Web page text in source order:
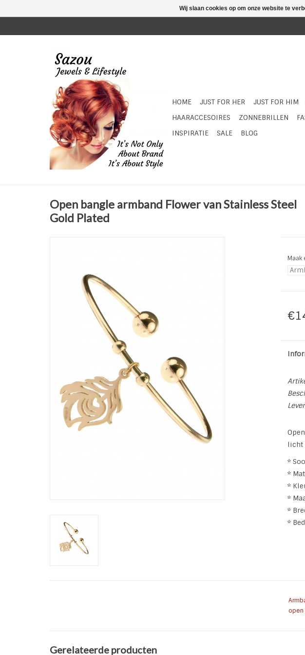
HOME JUST FOR HER JUST FOR HIM
HAARACCESOIRES
ZONNEBRILLEN
INSPIRATIE
SALE BLOG
Open bangle armband Flower van Stainless Steel
Gold Plated
Maak
licht
*
*
*
*
*
*
open
Gerelateerde producten
Wij slaan cookies op om onze website te